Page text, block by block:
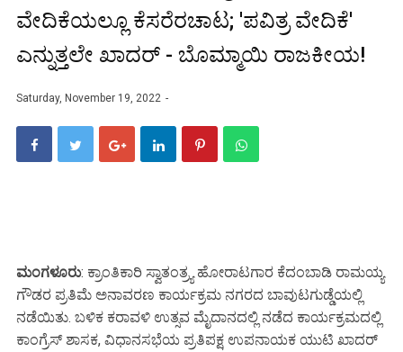
ವೇದಿಕೆಯಲ್ಲೂ ಕೆಸರೆರಚಾಟ; 'ಪವಿತ್ರ ವೇದಿಕೆ'
ಎನ್ನುತ್ತಲೇ ಖಾದರ್ - ಬೊಮ್ಮಾಯಿ ರಾಜಕೀಯ!
Saturday, November 19, 2022
ಮಂಗಳೂರು: ಕ್ರಾಂತಿಕಾರಿ ಸ್ವಾತಂತ್ರ್ಯ ಹೋರಾಟಗಾರ ಕೆದಂಬಾಡಿ ರಾಮಯ್ಯ
ಗೌಡರ ಪ್ರತಿಮೆ ಅನಾವರಣ ಕಾರ್ಯಕ್ರಮ ನಗರದ ಬಾವುಟಗುಡ್ಡೆಯಲ್ಲಿ
ನಡೆಯಿತು. ಬಳಿಕ ಕರಾವಳಿ ಉತ್ಸವ ಮೈದಾನದಲ್ಲಿ ನಡೆದ ಕಾರ್ಯಕ್ರಮದಲ್ಲಿ
ಕಾಂಗ್ರೆಸ್ ಶಾಸಕ, ವಿಧಾನಸಭೆಯ ಪ್ರತಿಪಕ್ಷ ಉಪನಾಯಕ ಯುಟಿ ಖಾದರ್